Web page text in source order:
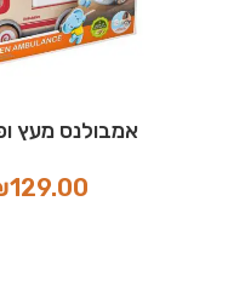
אמבולנס מעץ
129.00